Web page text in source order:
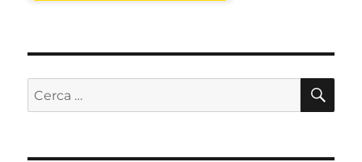
Cerca: